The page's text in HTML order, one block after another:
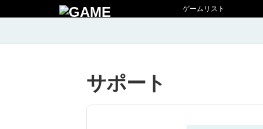
ゲームリスト
サポート